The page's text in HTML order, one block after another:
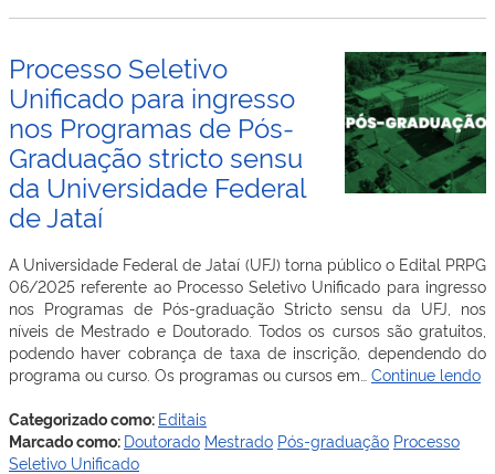
com
inscrições
abertas
para
ingresso
em
2026/1
Processo Seletivo
Unificado para ingresso
nos Programas de Pós-
Graduação stricto sensu
da Universidade Federal
de Jataí
A Universidade Federal de Jataí (UFJ) torna público o Edital PRPG
06/2025 referente ao Processo Seletivo Unificado para ingresso
nos Programas de Pós-graduação Stricto sensu da UFJ, nos
níveis de Mestrado e Doutorado. Todos os cursos são gratuitos,
podendo haver cobrança de taxa de inscrição, dependendo do
programa ou curso. Os programas ou cursos em… Continue lendo
Categorizado como: Editais
Marcado como: Doutorado Mestrado Pós-graduação Processo
Seletivo Unificado